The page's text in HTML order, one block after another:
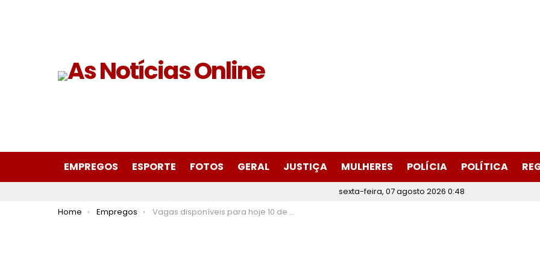
EMPREGOS ESPORTE FOTOS GERAL JUSTIÇA MULHERES POLÍCIA POLÍTICA
sexta-feira, 07 agosto 2026 0:48
You are here:
Home Empregos Vagas disponíveis para hoje 10 de maio de 2024 no SINE Itabira